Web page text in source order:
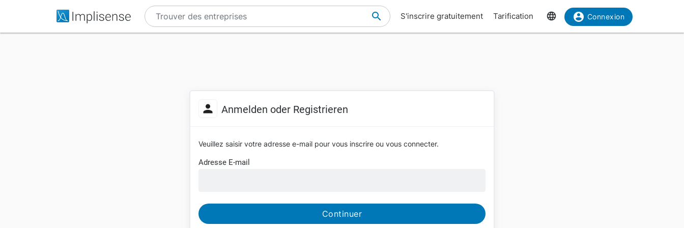
S'inscrire gratuitement Tarification Connexion
Anmelden oder Registrieren
Veuillez saisir votre adresse e-mail pour vous inscrire ou vous connecter.
Adresse E-mail
Continuer